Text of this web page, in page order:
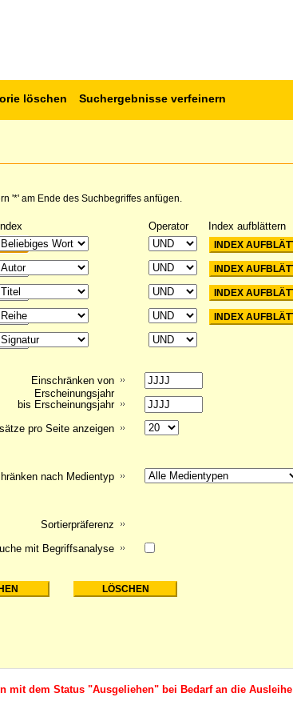
löschen Suchergebnisse verfeinern
'*' am Ende des Suchbegriffes anfügen.
Index Operator Index aufblättern
Einschränken von
Erscheinungsjahr
bis Erscheinungsjahr
pro Seite anzeigen
nach Medientyp
Sortierpräferenz
mit Begriffsanalyse
mit dem Status "Ausgeliehen" bei Bedarf an die